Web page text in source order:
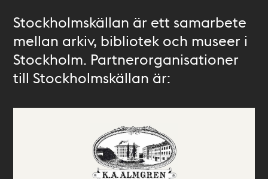
Stockholmskällan är ett samarbete
mellan arkiv, bibliotek och museer i
Stockholm. Partnerorganisationer
till Stockholmskällan är: